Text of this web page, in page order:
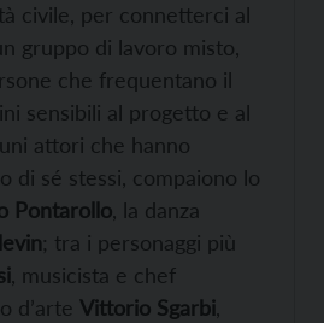
civile, per connetterci al
gruppo di lavoro misto,
che frequentano il
sensibili al progetto e al
attori che hanno
di sé stessi, compaiono lo
Pontarollo , la danza
; tra i personaggi più
, musicista e chef
d’arte Vittorio Sgarbi